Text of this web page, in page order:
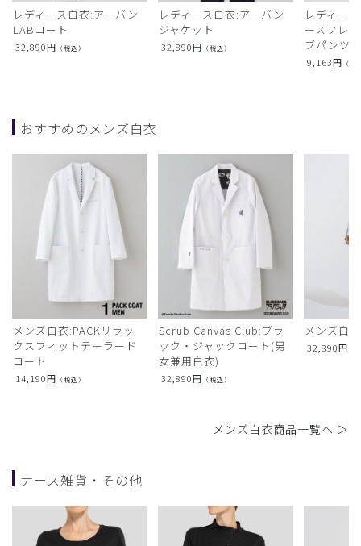
レディース白衣:アーバン
LABコート
32,890円 （税込）
レディース白衣:アーバン
ジャケット
32,890円 （税込）
レディー
ースフレ
ブパンツ)
9,163円 （税
おすすめのメンズ白衣
メンズ白衣:PACKリラッ
クスフィットテーラード
コート
14,190円 （税込）
Scrub Canvas Club:ブラ
ック・ジャックコート(男
女兼用白衣)
32,890円 （税込）
メンズ白
32,890円
メンズ白衣商品一覧へ ＞
ナース雑貨・その他